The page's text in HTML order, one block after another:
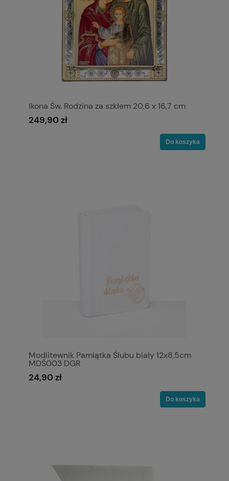
Ikona Św. Rodzina za szkłem 20,6 x 16,7 cm
249,90 zł
Do koszyka
Modlitewnik Pamiątka Ślubu biały 12x8,5cm
MDŚ003 DGR
24,90 zł
Do koszyka